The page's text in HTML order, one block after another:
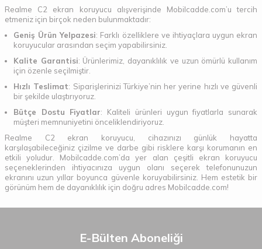
Realme C2 ekran koruyucu alışverişinde Mobilcadde.com’u tercih
etmeniz için birçok neden bulunmaktadır:
Geniş Ürün Yelpazesi: Farklı özelliklere ve ihtiyaçlara uygun ekran
koruyucular arasından seçim yapabilirsiniz.
Kalite Garantisi: Ürünlerimiz, dayanıklılık ve uzun ömürlü kullanım
için özenle seçilmiştir.
Hızlı Teslimat: Siparişlerinizi Türkiye’nin her yerine hızlı ve güvenli
bir şekilde ulaştırıyoruz.
Bütçe Dostu Fiyatlar: Kaliteli ürünleri uygun fiyatlarla sunarak
müşteri memnuniyetini önceliklendiriyoruz.
Realme C2 ekran koruyucu, cihazınızı günlük hayatta
karşılaşabileceğiniz çizilme ve darbe gibi risklere karşı korumanın en
etkili yoludur. Mobilcadde.com’da yer alan çeşitli ekran koruyucu
seçeneklerinden ihtiyacınıza uygun olanı seçerek telefonunuzun
ekranını uzun yıllar boyunca güvenle koruyabilirsiniz. Hem estetik bir
görünüm hem de dayanıklılık için doğru adres Mobilcadde.com!
E-Bülten Aboneliği